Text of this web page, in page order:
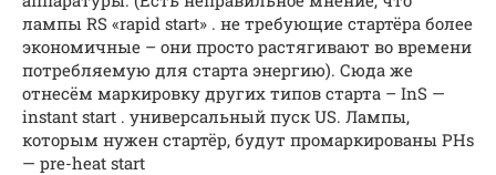
лампы RS «rapid start» . не требующие стартёра более
экономичные – они просто растягивают во времени
потребляемую для старта энергию). Сюда же
отнесём маркировку других типов старта – InS —
instant start . универсальный пуск US. Лампы,
которым нужен стартёр, будут промаркированы PHs
— pre-heat start